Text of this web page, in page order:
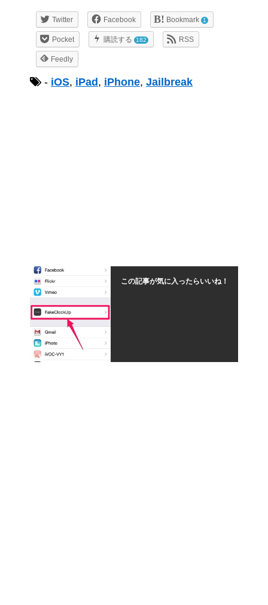
Twitter Facebook Bookmark 1
Pocket 購読する 182 RSS
Feedly
- iOS, iPad, iPhone, Jailbreak
この記事が気に入ったらいいね！